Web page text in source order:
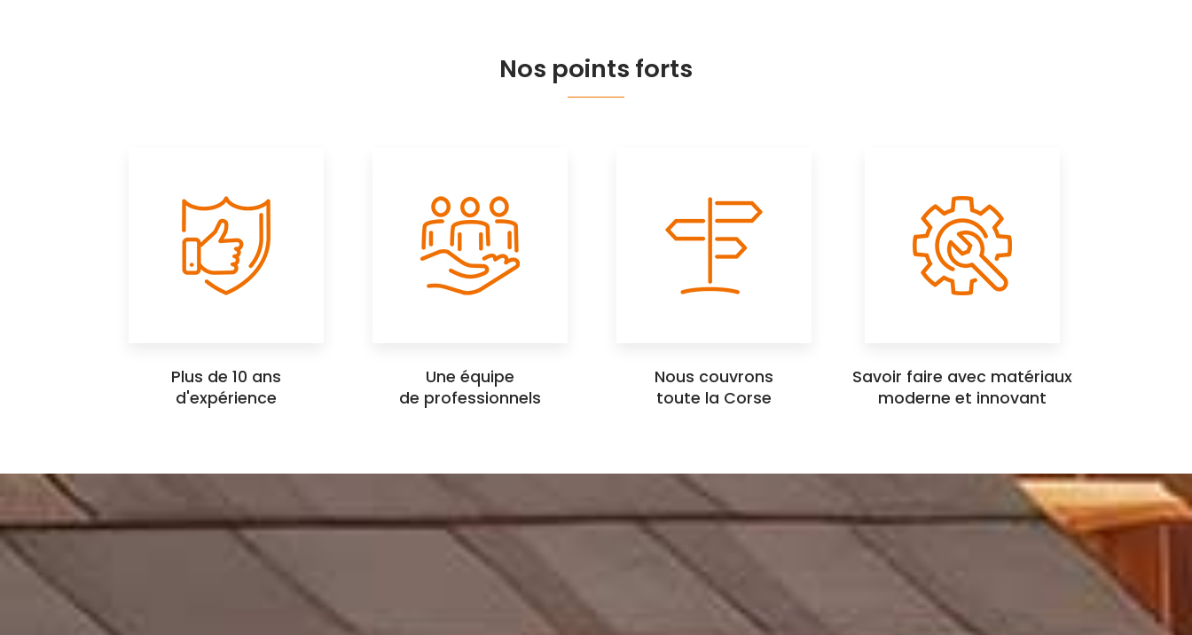
Nos points forts
Plus de 10 ans
d'expérience
Une équipe
de professionnels
Nous couvrons
toute la Corse
Savoir faire avec matériaux
moderne et innovant